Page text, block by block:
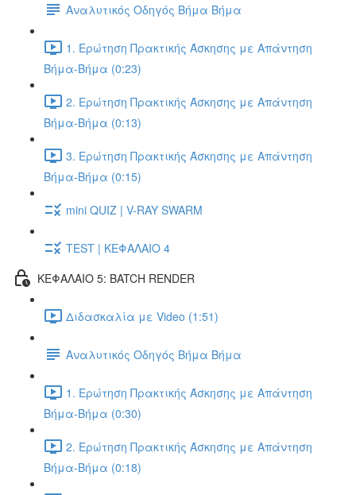
Αναλυτικός Οδηγός Βήμα Βήμα
1. Ερώτηση Πρακτικής Άσκησης με Απάντηση
Βήμα-Βήμα (0:23)
2. Ερώτηση Πρακτικής Άσκησης με Απάντηση
Βήμα-Βήμα (0:13)
3. Ερώτηση Πρακτικής Άσκησης με Απάντηση
Βήμα-Βήμα (0:15)
mini QUIZ | V-RAY SWARM
TEST | ΚΕΦΑΛΑΙΟ 4
ΚΕΦΑΛΑΙΟ 5: BATCH RENDER
Διδασκαλία με Video (1:51)
Αναλυτικός Οδηγός Βήμα Βήμα
1. Ερώτηση Πρακτικής Άσκησης με Απάντηση
Βήμα-Βήμα (0:30)
2. Ερώτηση Πρακτικής Άσκησης με Απάντηση
Βήμα-Βήμα (0:18)